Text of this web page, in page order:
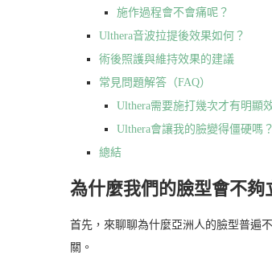
施作過程會不會痛呢？
Ulthera音波拉提後效果如何？
術後照護與維持效果的建議
常見問題解答（FAQ）
Ulthera需要施打幾次才有明顯
Ulthera會讓我的臉變得僵硬嗎？
總結
為什麼我們的臉型會不夠
首先，來聊聊為什麼亞洲人的臉型普遍
關。